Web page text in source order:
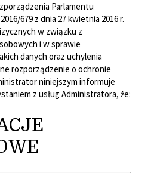
Parlamentu
679 z dnia 27 kwietnia 2016 r.
w związku z
i w sprawie
danych oraz uchylenia
rozporządzenie o ochronie
niniejszym informuje
z usług Administratora, że: